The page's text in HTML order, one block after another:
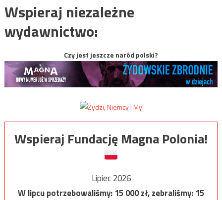
Wspieraj niezależne
wydawnictwo:
Czy jest jeszcze naród polski?
Wspieraj Fundację Magna Polonia!
Lipiec 2026
W lipcu potrzebowaliśmy:15 000zł, zebraliśmy:15